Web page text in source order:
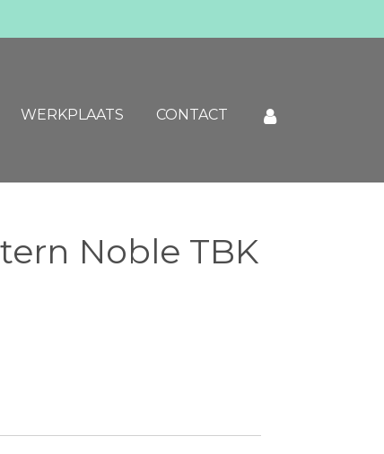
WERKPLAATS CONTACT
Noble TBK